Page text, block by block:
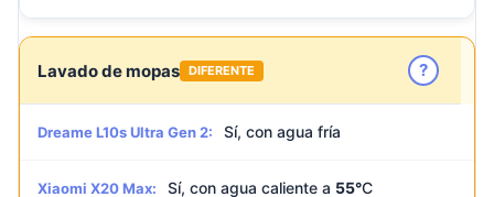
Lavado de mopas DIFERENTE ?
Dreame L10s Ultra Gen 2: Sí, con agua fría
Xiaomi X20 Max: Sí, con agua caliente a 55°C